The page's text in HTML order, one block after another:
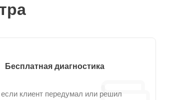
Бесплатная диагностика
клиент передумал или решил